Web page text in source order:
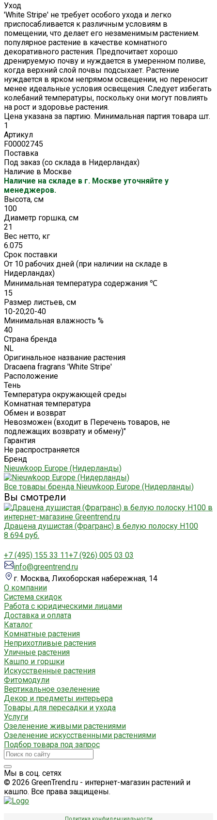
Уход
'White Stripe' не требует особого ухода и легко
приспосабливается к различным условиям в
помещении, что делает его незаменимым растением.
популярное растение в качестве комнатного
декоративного растения. Предпочитает хорошо
дренируемую почву и нуждается в умеренном поливе,
когда верхний слой почвы подсыхает. Растение
нуждается в ярком непрямом освещении, но переносит
менее идеальные условия освещения. Следует избегать
колебаний температуры, поскольку они могут повлиять
на рост и здоровье растения.
Цена указана за партию. Минимальная партия товара шт.
1
Артикул
F00002745
Поставка
Под заказ (со склада в Нидерландах)
Наличие в Москве
Наличие на складе в г. Москве уточняйте у
менеджеров.
Высота, см
100
Диаметр горшка, см
21
Вес нетто, кг
6.075
Срок поставки
От 10 рабочих дней (при наличии на складе в
Нидерландах)
Минимальная температура содержания ℃
15
Размер листьев, см
10-20;20-40
Минимальная влажность %
40
Страна бренда
NL
Оригинальное название растения
Dracaena fragrans 'White Stripe'
Расположение
Тень
Температура окружающей среды
Комнатная температура
Обмен и возврат
Невозможен (входит в Перечень товаров, не
подлежащих возврату и обмену)"
Гарантия
Не распространяется
Бренд
Nieuwkoop Europe (Нидерланды)
Все товары бренда Nieuwkoop Europe (Нидерланды)
Вы смотрели
Драцена душистая (Фрагранс) в белую полоску H100
8 694 руб.
+7 (495) 155 33 11+7 (926) 005 03 03
info@greentrend.ru
г. Москва, Лихоборская набережная, 14
О компании
Система скидок
Работа с юридическими лицами
Доставка и оплата
Каталог
Комнатные растения
Неприхотливые растения
Уличные растения
Кашпо и горшки
Искусственные растения
Фитомодули
Вертикальное озеленение
Декор и предметы интерьера
Товары для пересадки и ухода
Услуги
Озеленение живыми растениями
Озеленение искусственными растениями
Подбор товара под запрос
Мы в соц. сетях
© 2026 GreenTrend.ru - интернет-магазин растений и
кашпо. Все права защищены.
Политика конфиденциальности